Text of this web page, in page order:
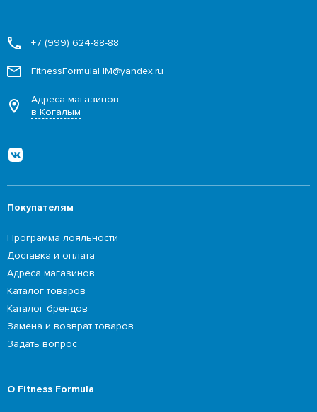
+7 (999) 624-88-88
FitnessFormulaHM@yandex.ru
Адреса магазинов
в Когалым
Покупателям
Программа лояльности
Доставка и оплата
Адреса магазинов
Каталог товаров
Каталог брендов
Замена и возврат товаров
Задать вопрос
О Fitness Formula